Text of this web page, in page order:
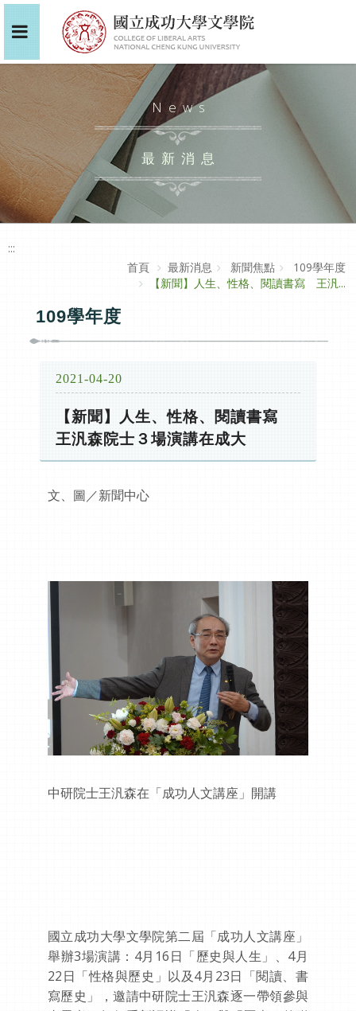
News
最新消息
:::
首頁
最新消息 新聞焦點
109學年度
【新聞】人生、性格、閱讀書寫 王汎...
109學年度
2021-04-20
【新聞】人生、性格、閱讀書寫
王汎森院士３場演講在成大
文、圖／新聞中心
中研院士王汎森在「成功人文講座」開講
國立成功大學文學院第二屆「成功人文講座」
舉辦3場演講：4月16日「歷史與人生」、4月
22日「性格與歷史」以及4月23日「閱讀、書
寫歷史」，邀請中研院士王汎森逐一帶領參與